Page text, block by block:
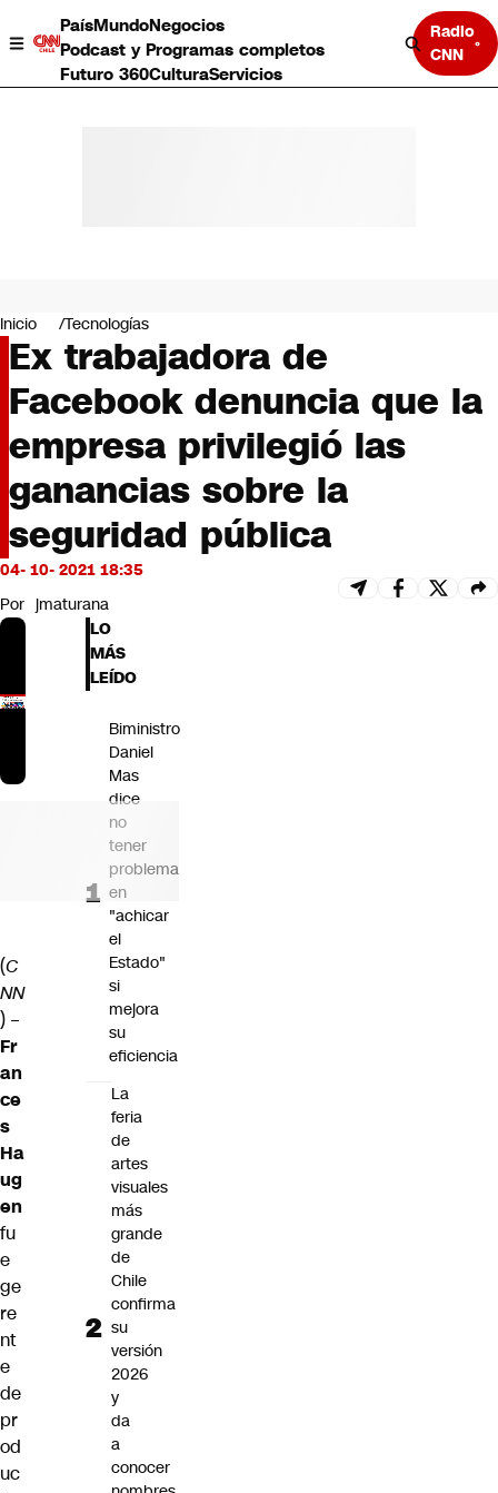
PaísMundoNegocios
Podcast y Programas completos
Futuro 360CulturaServicios
Radio
CNN
Negocios
Deportes
Programas completos
Cultura
Servicios
Bits
CNN Data
CNN tiempo
Futuro 360
Opinión
Inicio Tecnologías
Ex trabajadora de
Facebook denuncia que la
empresa privilegió las
ganancias sobre la
seguridad pública
04- 10- 2021 18:35
Por jmaturana
(C
NN
) –
Fr
an
ce
s
Ha
ug
en
fu
e
ge
re
nt
e
de
pr
od
uc
LO
MÁS
LEÍDO
Biministro
Daniel
Mas
dice
no
tener
problema
en
"achicar
el
Estado"
si
mejora
su
eficiencia
La
feria
de
artes
visuales
más
grande
de
Chile
confirma
su
versión
2026
y
da
a
conocer